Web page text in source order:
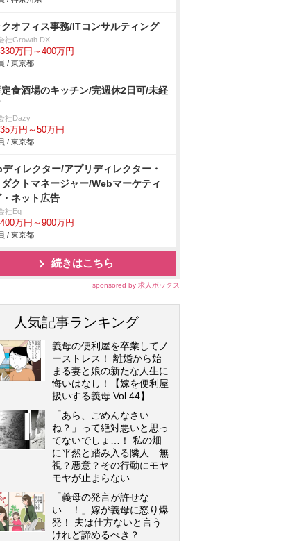
オフィス事務/ITコンサルティング
社Growth DX
万円～400万円
/ 東京都
食酒場のキッチン/完週休2日可/未経
社Dazy
万円～50万円
/ 東京都
ィレクター/アプリディレクター・
クトマネージャー/Webマーケティ
・ネット広告
社Eq
万円～900万円
/ 東京都
続きはこちら
sponsored by 求人ボックス
人気記事ランキング
義母の便利屋を卒業してノ
ーストレス！ 離婚から始
まる妻と娘の新たな人生に
悔いはなし！【嫁を便利屋
扱いする義母 Vol.44】
「あら、ごめんなさい
ね？」って絶対悪いと思っ
てないでしょ…！ 私の畑
に平然と踏み入る隣人…無
視？悪意？その行動にモヤ
モヤが止まらない
「義母の発言が許せな
い…！」嫁が義母に怒り爆
発！ 夫は仕方ないと言う
けれど諦めるべき？